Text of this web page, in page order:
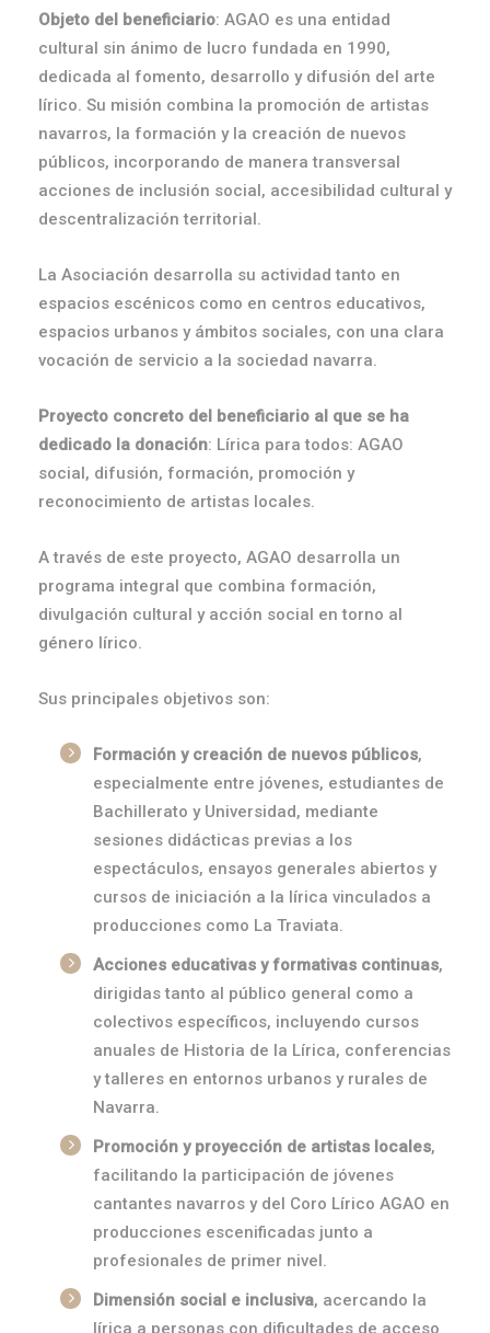
Objeto del beneficiario: AGAO es una entidad
cultural sin ánimo de lucro fundada en 1990,
dedicada al fomento, desarrollo y difusión del arte
lírico. Su misión combina la promoción de artistas
navarros, la formación y la creación de nuevos
públicos, incorporando de manera transversal
acciones de inclusión social, accesibilidad cultural y
descentralización territorial.
La Asociación desarrolla su actividad tanto en
espacios escénicos como en centros educativos,
espacios urbanos y ámbitos sociales, con una clara
vocación de servicio a la sociedad navarra.
Proyecto concreto del beneficiario al que se ha
dedicado la donación: Lírica para todos: AGAO
social, difusión, formación, promoción y
reconocimiento de artistas locales.
A través de este proyecto, AGAO desarrolla un
programa integral que combina formación,
divulgación cultural y acción social en torno al
género lírico.
Sus principales objetivos son:
Formación y creación de nuevos públicos,
especialmente entre jóvenes, estudiantes de
Bachillerato y Universidad, mediante
sesiones didácticas previas a los
espectáculos, ensayos generales abiertos y
cursos de iniciación a la lírica vinculados a
producciones como La Traviata.
Acciones educativas y formativas continuas,
dirigidas tanto al público general como a
colectivos específicos, incluyendo cursos
anuales de Historia de la Lírica, conferencias
y talleres en entornos urbanos y rurales de
Navarra.
Promoción y proyección de artistas locales,
facilitando la participación de jóvenes
cantantes navarros y del Coro Lírico AGAO en
producciones escenificadas junto a
profesionales de primer nivel.
Dimensión social e inclusiva, acercando la
lírica a personas con dificultades de acceso